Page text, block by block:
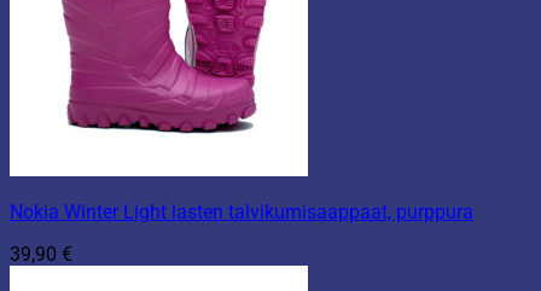
Nokia Winter Light lasten talvikumisaappaat, purppura
39,90 €